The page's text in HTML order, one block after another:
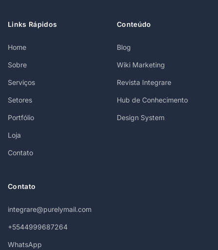
Links Rápidos
Home
Sobre
Serviços
Setores
Portfólio
Loja
Contato
Conteúdo
Blog
Wiki Marketing
Revista Integrare
Hub de Conhecimento
Design System
Contato
integrare@purelymail.com
+5544999687264
WhatsApp